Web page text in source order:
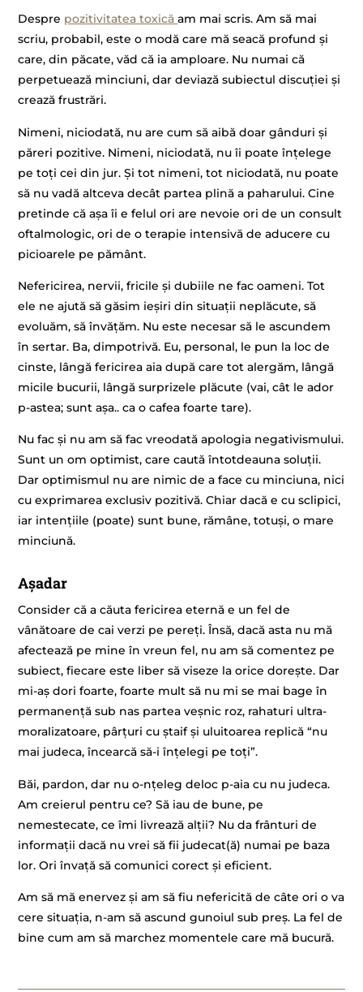
Despre pozitivitatea toxicăam mai scris. Am să mai
scriu, probabil, este o modă care mă seacă profund și
care, din păcate, văd că ia amploare. Nu numai că
perpetuează minciuni, dar deviază subiectul discuției și
crează frustrări.
Nimeni, niciodată, nu are cum să aibă doar gânduri și
păreri pozitive. Nimeni, niciodată, nu îi poate înțelege
pe toți cei din jur. Și tot nimeni, tot niciodată, nu poate
să nu vadă altceva decât partea plină a paharului. Cine
pretinde că așa îi e felul ori are nevoie ori de un consult
oftalmologic, ori de o terapie intensivă de aducere cu
picioarele pe pământ.
Nefericirea, nervii, fricile și dubiile ne fac oameni. Tot
ele ne ajută să găsim ieșiri din situații neplăcute, să
evoluăm, să învățăm. Nu este necesar să le ascundem
în sertar. Ba, dimpotrivă. Eu, personal, le pun la loc de
cinste, lângă fericirea aia după care tot alergăm, lângă
micile bucurii, lângă surprizele plăcute (vai, cât le ador
p-astea; sunt așa.. ca o cafea foarte tare).
Nu fac și nu am să fac vreodată apologia negativismului.
Sunt un om optimist, care caută întotdeauna soluții.
Dar optimismul nu are nimic de a face cu minciuna, nici
cu exprimarea exclusiv pozitivă. Chiar dacă e cu sclipici,
iar intențiile (poate) sunt bune, rămâne, totuși, o mare
minciună.
Așadar
Consider că a căuta fericirea eternă e un fel de
vânătoare de cai verzi pe pereți. Însă, dacă asta nu mă
afectează pe mine în vreun fel, nu am să comentez pe
subiect, fiecare este liber să viseze la orice dorește. Dar
mi-aș dori foarte, foarte mult să nu mi se mai bage în
permanență sub nas partea veșnic roz, rahaturi ultra-
moralizatoare, pârțuri cu ștaif și uluitoarea replică “nu
mai judeca, încearcă să-i înțelegi pe toți”.
Băi, pardon, dar nu o-nțeleg deloc p-aia cu nu judeca.
Am creierul pentru ce? Să iau de bune, pe
nemestecate, ce îmi livrează alții? Nu da frânturi de
informații dacă nu vrei să fii judecat(ă) numai pe baza
lor. Ori învață să comunici corect și eficient.
Am să mă enervez și am să fiu nefericită de câte ori o va
cere situația, n-am să ascund gunoiul sub preș. La fel de
bine cum am să marchez momentele care mă bucură.